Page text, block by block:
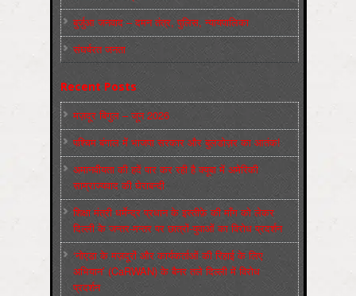
बुर्जुआ जनवाद – दमन तंत्र, पुलिस, न्‍यायपालिका
संघर्षरत जनता
Recent Posts
मज़दूर बिगुल – जून 2026
पश्चिम बंगाल में भाजपा सरकार और बुलडोज़र का आतंक!
अमानवीयता की हदें पार कर रही है क्यूबा में अमेरिकी
साम्राज्यवाद की घेराबन्दी
शिक्षा मंत्री धर्मेन्द्र प्रधान के इस्तीफ़े की माँग को लेकर
दिल्ली के जन्तर-मन्तर पर छात्रों-युवाओं का विरोध प्रदर्शन
‘नोएडा के मज़दूरों और कार्यकर्ताओं की रिहाई के लिए
अभियान’ (CaRWAN) के बैनर तले दिल्ली में विरोध
प्रदर्शन